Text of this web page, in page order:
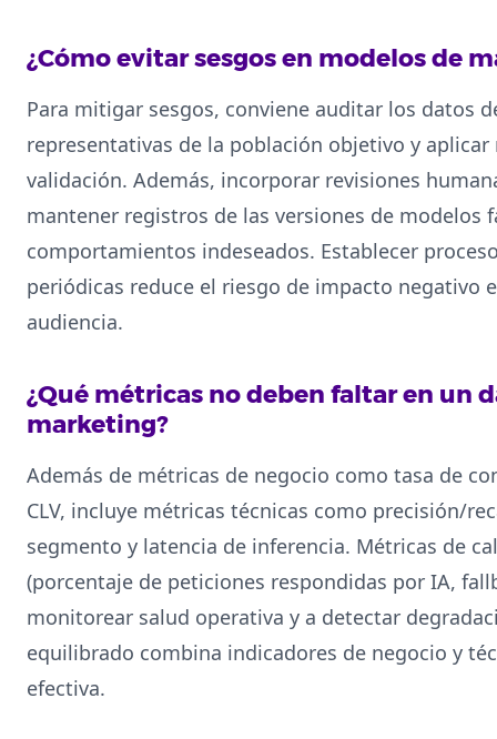
¿Cómo evitar sesgos en modelos de
Para mitigar sesgos, conviene auditar los datos
representativas de la población objetivo y
validación. Además, incorporar revisiones
mantener registros de las versiones de modelos
comportamientos indeseados. Establecer
periódicas reduce el riesgo de impacto negativo
audiencia.
¿Qué métricas no deben faltar en un
marketing?
Además de métricas de negocio como tasa de
CLV, incluye métricas técnicas como precisión/
segmento y latencia de inferencia. Métricas de
(porcentaje de peticiones respondidas por IA,
monitorear salud operativa y a detectar
equilibrado combina indicadores de negocio y
efectiva.